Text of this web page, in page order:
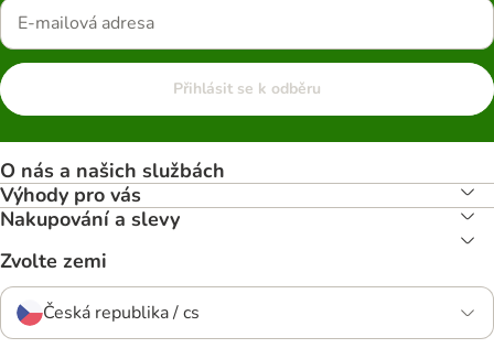
Přihlásit se k odběru
O nás a našich službách
Výhody pro vás
Nakupování a slevy
Zvolte zemi
Česká republika / cs